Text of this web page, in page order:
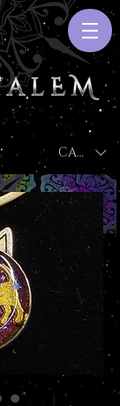
CAD (C$)